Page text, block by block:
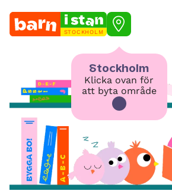
STOCKHOLM
Stockholm
Klicka ovan för
att byta område